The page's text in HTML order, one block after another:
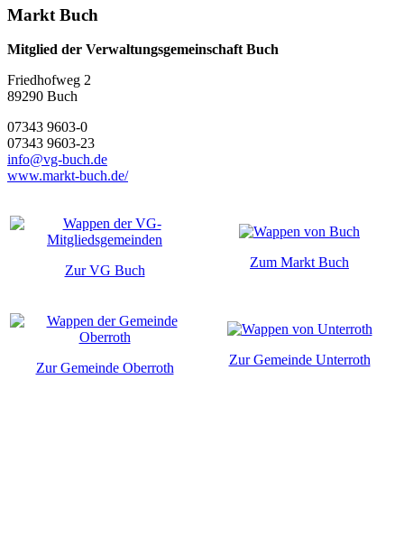
Markt Buch
Mitglied der Verwaltungsgemeinschaft Buch
Friedhofweg 2
89290 Buch
07343 9603-0
07343 9603-23
info@vg-buch.de
www.markt-buch.de/
Zur VG Buch
Zum Markt Buch
Zur Gemeinde Oberroth
Zur Gemeinde Unterroth